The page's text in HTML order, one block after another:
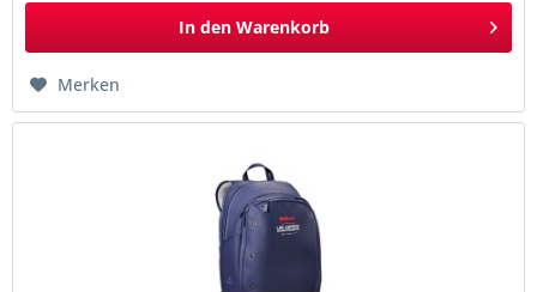
In den Warenkorb
Merken